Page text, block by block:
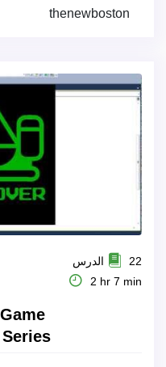
thenewboston
22 الدرس
2 hr 7 min